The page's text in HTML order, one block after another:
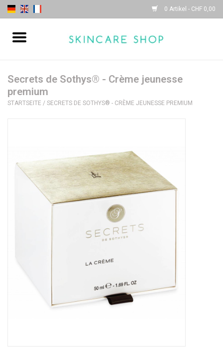
0 Artikel - CHF 0,00
| Sothys |
| Lydia Daïnow |
Secrets de Sothys® - Crème jeunesse
premium
STARTSEITE / SECRETS DE SOTHYS® - CRÈME JEUNESSE PREMIUM